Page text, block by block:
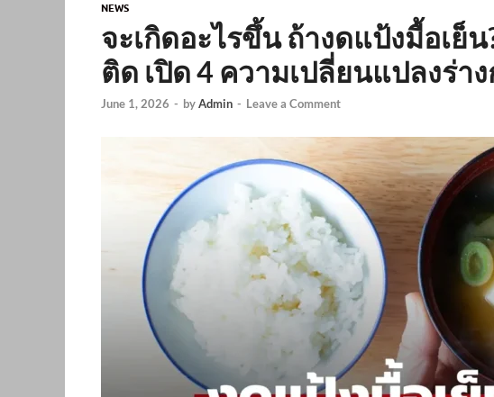
NEWS
จะเกิดอะไรขึ้น ถ้างดแป้งมื้อเย็
ติด เปิด 4 ความเปลี่ยนแปลงร่า
June 1, 2026 - byAdmin - Leave a Comment